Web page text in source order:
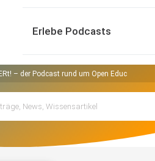
Erlebe Podcasts
– der Podcast rund um Open Educational